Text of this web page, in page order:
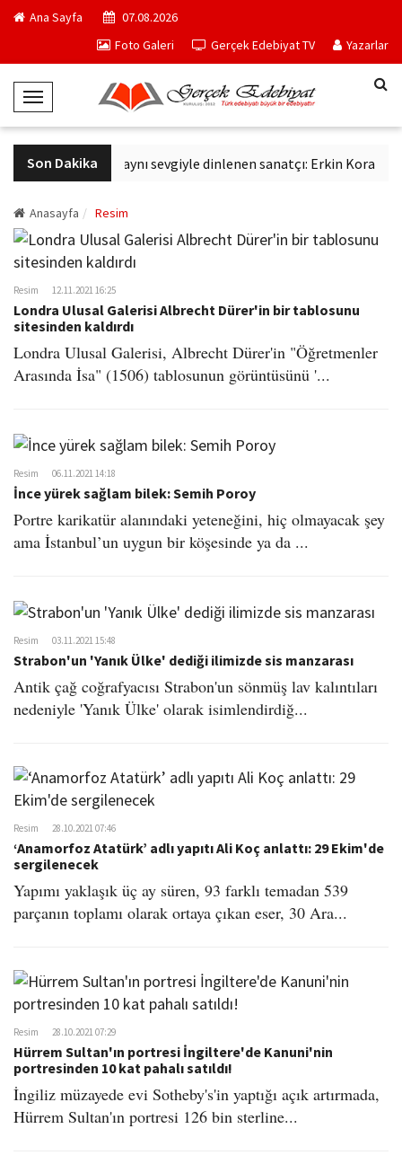
Ana Sayfa
07.08.2026
Foto Galeri
Gerçek Edebiyat TV Yazarlar
T
o
g
g
e
N
a
i
g
a
t
n
Son Dakika
Altmış yıldır aynı sevgiyle dinlenen sanatçı: Erkin Koray
Anasayfa Resim
Resim 12.11.2021 16:25
Londra Ulusal Galerisi Albrecht Dürer'in bir tablosunu
sitesinden kaldırdı
Londra Ulusal Galerisi, Albrecht Dürer'in "Öğretmenler
Arasında İsa" (1506) tablosunun görüntüsünü '...
Resim 06.11.2021 14:18
İnce yürek sağlam bilek: Semih Poroy
Portre karikatür alanındaki yeteneğini, hiç olmayacak şey
ama İstanbul’un uygun bir köşesinde ya da ...
Resim 03.11.2021 15:48
Strabon'un 'Yanık Ülke' dediği ilimizde sis manzarası
Antik çağ coğrafyacısı Strabon'un sönmüş lav kalıntıları
nedeniyle 'Yanık Ülke' olarak isimlendirdiğ...
Resim 28.10.2021 07:46
‘Anamorfoz Atatürk’ adlı yapıtı Ali Koç anlattı: 29 Ekim'de
sergilenecek
Yapımı yaklaşık üç ay süren, 93 farklı temadan 539
parçanın toplamı olarak ortaya çıkan eser, 30 Ara...
Resim 28.10.2021 07:29
Hürrem Sultan'ın portresi İngiltere'de Kanuni'nin
portresinden 10 kat pahalı satıldı!
İngiliz müzayede evi Sotheby's'in yaptığı açık artırmada,
Hürrem Sultan'ın portresi 126 bin sterline...